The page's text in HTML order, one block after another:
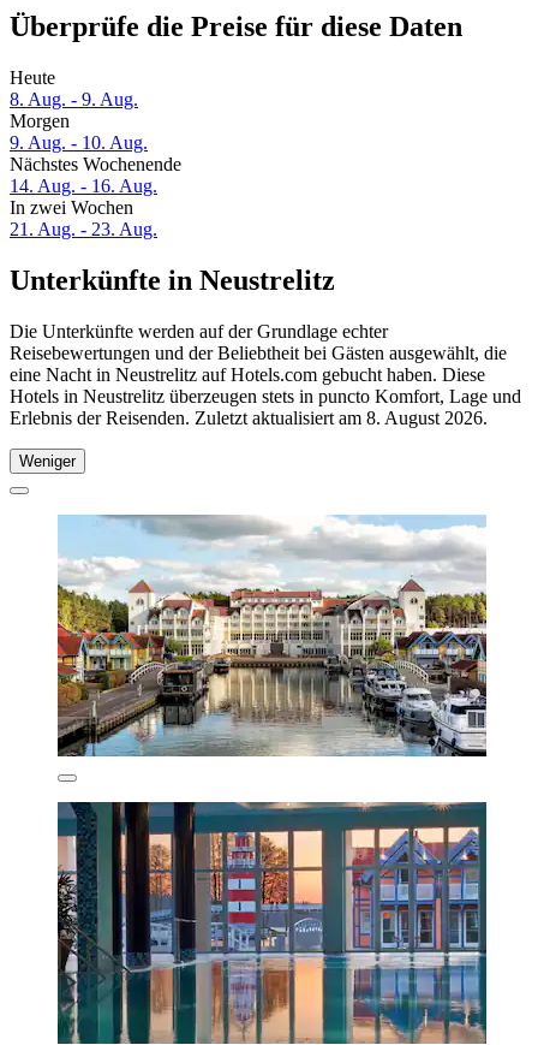
Überprüfe die Preise für diese Daten
Heute
8. Aug. - 9. Aug.
Morgen
9. Aug. - 10. Aug.
Nächstes Wochenende
14. Aug. - 16. Aug.
In zwei Wochen
21. Aug. - 23. Aug.
Unterkünfte in Neustrelitz
Die Unterkünfte werden auf der Grundlage echter
Reisebewertungen und der Beliebtheit bei Gästen ausgewählt, die
eine Nacht in Neustrelitz auf Hotels.com gebucht haben. Diese
Hotels in Neustrelitz überzeugen stets in puncto Komfort, Lage und
Erlebnis der Reisenden. Zuletzt aktualisiert am 8. August 2026.
Weniger